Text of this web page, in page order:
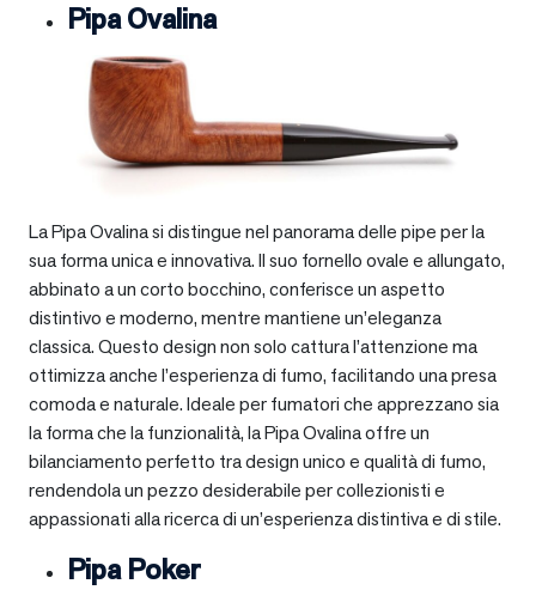
Pipa Ovalina
La Pipa Ovalina si distingue nel panorama delle pipe per la
sua forma unica e innovativa. Il suo fornello ovale e allungato,
abbinato a un corto bocchino, conferisce un aspetto
distintivo e moderno, mentre mantiene un’eleganza
classica. Questo design non solo cattura l’attenzione ma
ottimizza anche l’esperienza di fumo, facilitando una presa
comoda e naturale. Ideale per fumatori che apprezzano sia
la forma che la funzionalità, la Pipa Ovalina offre un
bilanciamento perfetto tra design unico e qualità di fumo,
rendendola un pezzo desiderabile per collezionisti e
appassionati alla ricerca di un’esperienza distintiva e di stile.
Pipa Poker